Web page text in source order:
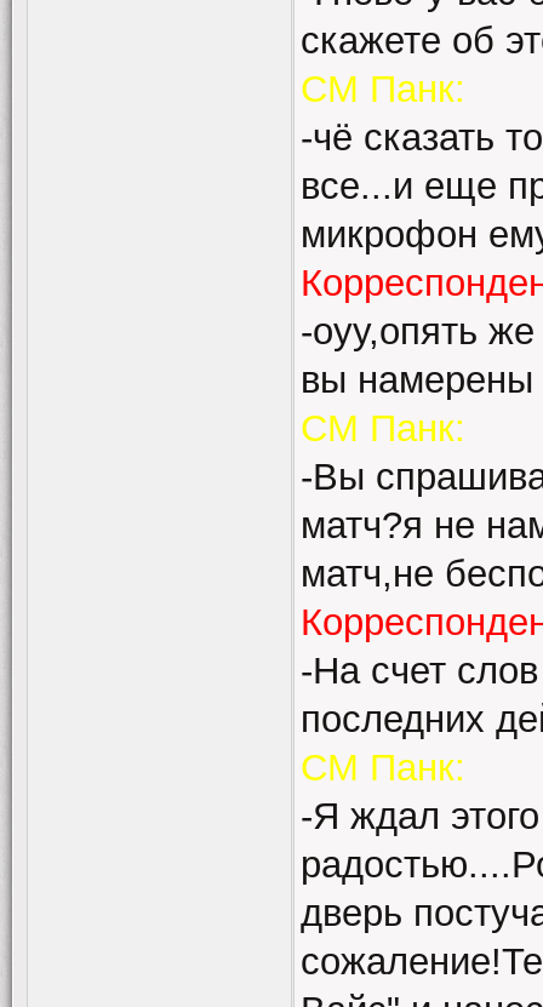
скажете об
СМ Панк:
-чё сказать
все...и еще
микрофон
-оуу,опять
вы намерены
СМ Панк:
-Вы
матч?я не
матч,не
-На счет
последних
СМ Панк:
-Я ждал
дверь